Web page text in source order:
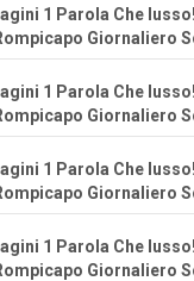
1 Parola Che
Giornaliero
1 Parola Che
Giornaliero
1 Parola Che
Giornaliero
1 Parola Che
Giornaliero